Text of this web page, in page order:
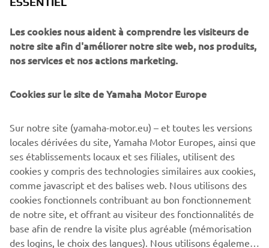
safety boat and ensuring a long lifespan for the craft. The
aluminium hulls also offer an advantageous rigidity,
allowing the operator to confidently handle their boat in
choppier waters and enjoy supreme maneuverability.
DISCOVER THE RANGE
.
Les cookies nous aident à comprendre les visiteurs de
notre site afin d'améliorer notre site web, nos produits,
nos services et nos actions marketing.
Cookies sur le site de Yamaha Motor Europe
Sur notre site (yamaha-motor.eu) – et toutes les versions
locales dérivées du site, Yamaha Motor Europes, ainsi que
ses établissements locaux et ses filiales, utilisent des
cookies y compris des technologies similaires aux cookies,
comme javascript et des balises web. Nous utilisons des
cookies fonctionnels contribuant au bon fonctionnement
de notre site, et offrant au visiteur des fonctionnalités de
base afin de rendre la visite plus agréable (mémorisation
des logins, le choix des langues). Nous utilisons également